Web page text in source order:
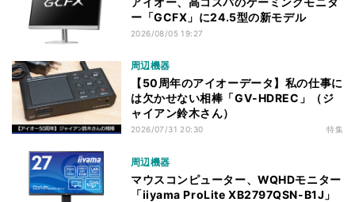
ー「GCFX」に24.5型の新モデル
2026/08/05 19:27
周辺機器
【50周年のアイオーデータ】私の仕事に
は欠かせない相棒「GV-HDREC」（ジ
ャイアン鈴木さん）
2026/07/31 20:30 特集
周辺機器
マウスコンピューター、WQHDモニター
「iiyama ProLite XB2797QSN-B1J」